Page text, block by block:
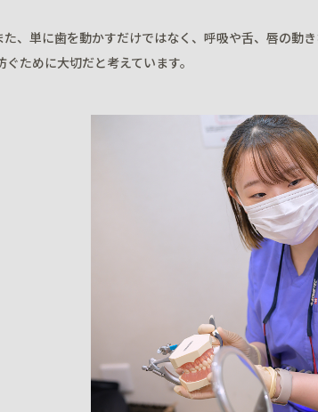
単に歯を動かすだけではなく、呼吸や舌、唇の動き
ために大切だと考えています。